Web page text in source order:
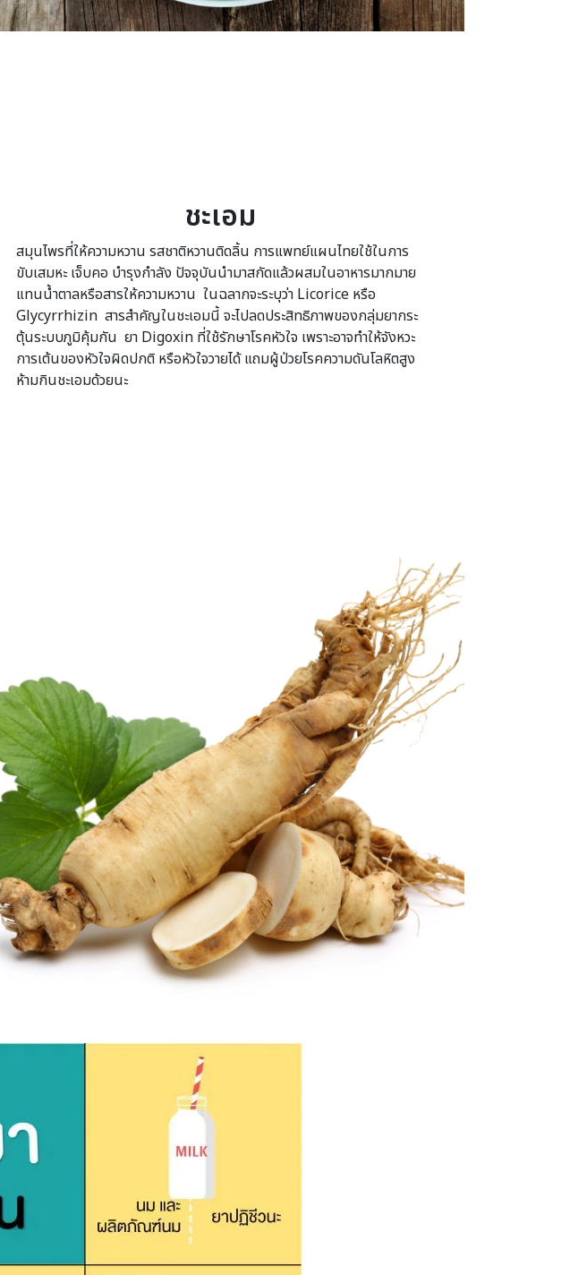
ชะเอม
สมุนไพรที่ให้ความหวาน รสชาติหวานติดลิ้น การแพทย์แผนไทยใช้ในการ
ขับเสมหะ เจ็บคอ บำรุงกำลัง ปัจจุบันนำมาสกัดแล้วผสมในอาหารมากมาย
แทนน้ำตาลหรือสารให้ความหวาน ในฉลากจะระบุว่า Licorice หรือ
Glycyrrhizin สารสำคัญในชะเอมนี้ จะไปลดประสิทธิภาพของกลุ่มยากระ
ตุ้นระบบภูมิคุ้มกัน ยา Digoxin ที่ใช้รักษาโรคหัวใจ เพราะอาจทำให้จังหวะ
การเต้นของหัวใจผิดปกติ หรือหัวใจวายได้ แถมผู้ป่วยโรคความดันโลหิตสูง
ห้ามกินชะเอมด้วยนะ